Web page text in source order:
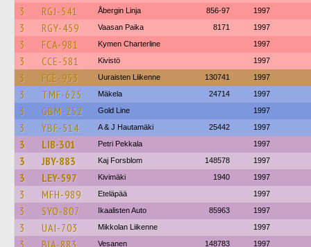
3 RGJ-541 Åbergin Linja 856-97 1997
3 RGY-459 Vaasan Paika 8171 1997
3 FCA-981 Kymen Charterline 1997
3 CCE-581 Kivistö 1997
3 FCE-953 Uuraisten Liikenne 130741 1997
3 TMF-625 Mäkela 24714 1997
3 GBM-252 Gold Line 1997
3 YBF-514 A & J Hautamäki 25442 1997
3 LIB-301 Petri Pekkala 1997
3 JBY-883 Kaj Forsblom 148578 1997
3 LEY-597 Kivimäki 1940 1997
3 MFH-989 Eteläpää 1997
3 SYO-807 Ikaalisten Auto 85963 1997
3 UAI-703 Mikkolan Liikenne 1997
3 BIA-883 Vesanen 148783 1997